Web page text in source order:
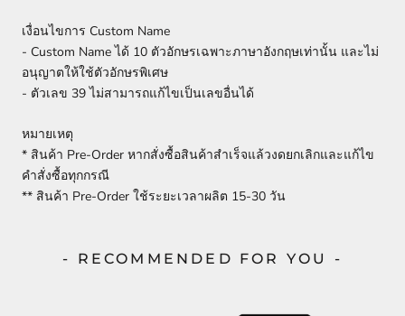
เงื่อนไขการ Custom Name
- Custom Name ได้ 10 ตัวอักษรเฉพาะภาษาอังกฤษเท่านั้น และไม่
อนุญาตให้ใช้ตัวอักษรพิเศษ
- ตัวเลข 39 ไม่สามารถแก้ไขเป็นเลขอื่นได้
หมายเหตุ
* สินค้า Pre-Order หากสั่งซื้อสินค้าสำเร็จแล้วงดยกเลิกและแก้ไข
คำสั่งซื้อทุกกรณี
** สินค้า Pre-Order ใช้ระยะเวลาผลิต 15-30 วัน
- RECOMMENDED FOR YOU -